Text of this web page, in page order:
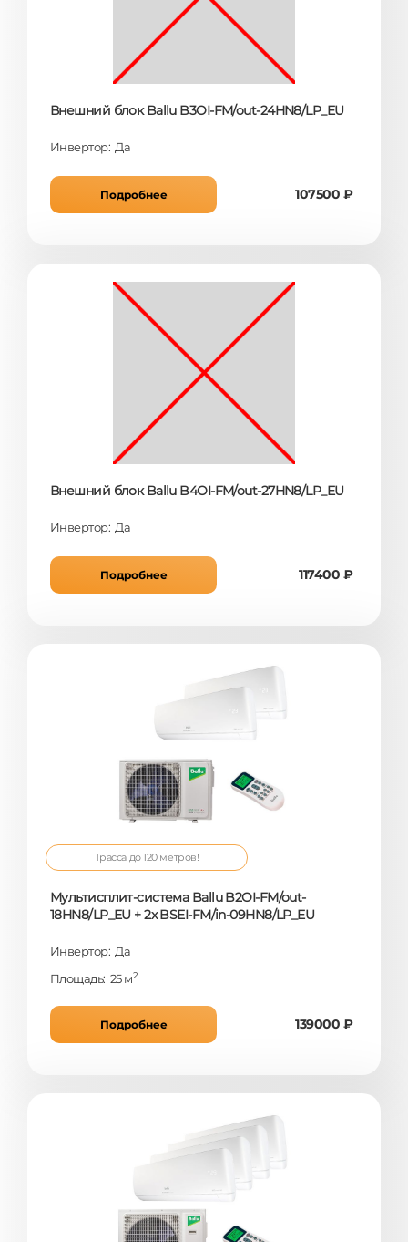
Внешний блок Ballu B3OI-FM/out-24HN8/LP_EU
Инвертор: Да
Подробнее 107500 ₽
Внешний блок Ballu B4OI-FM/out-27HN8/LP_EU
Инвертор: Да
Подробнее 117400 ₽
Трасса до 120 метров!
Мультисплит-система Ballu B2OI-FM/out-
18HN8/LP_EU + 2x BSEI-FM/in-09HN8/LP_EU
Инвертор: Да
Площадь: 25 м2
Подробнее 139000 ₽